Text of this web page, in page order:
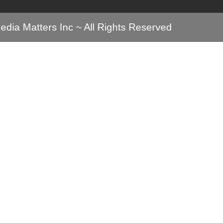
Matters Inc ~ All Rights Reserved